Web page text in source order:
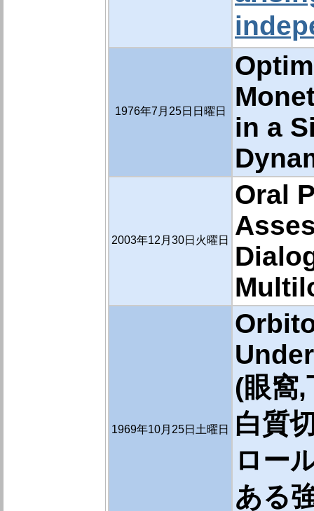
1976年7月25日日曜日
in a
2003年12月30日火曜日
Oral
1969年10月25日土曜日
(眼窩
白質
ロー
ある